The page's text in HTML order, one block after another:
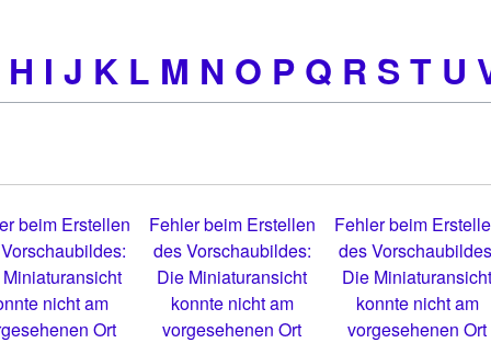
I J K L M N O P Q R S T U
beim Erstellen
nicht am
Ort
Fehler beim Erstellen
des Vorschaubildes:
Die Miniaturansicht
konnte nicht am
vorgesehenen Ort
Fehler beim
des
Die Miniaturansicht
konnte nicht am
vorgesehenen Ort